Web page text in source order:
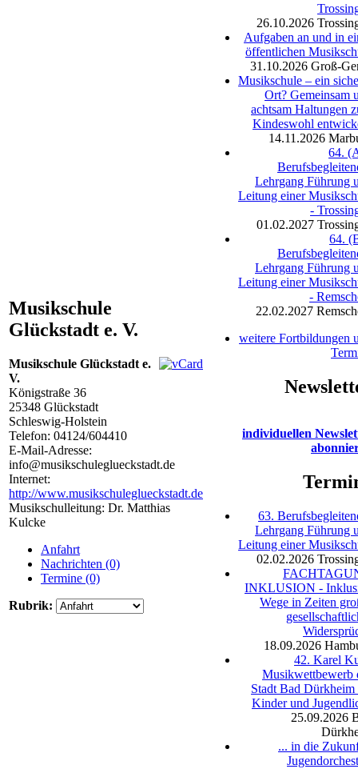
Musikschule
Glückstadt e. V.
Musikschule Glückstadt e.
V.
Königstraße 36
25348 Glückstadt
Schleswig-Holstein
Telefon: 04124/604410
E-Mail-Adresse:
info@musikschuleglueckstadt.de
Internet:
http://www.musikschuleglueckstadt.de
Musikschulleitung: Dr. Matthias
Kulcke
Anfahrt
Nachrichten (0)
Termine (0)
Rubrik:
26.10.2026
Aufgaben an und in
öffentlichen
31.10.2026 Groß-
Musikschule – ein
Ort? Gemeinsam
achtsam Haltungen
Kindeswohl
14.11.2026
64.
Lehrgang Führung
Leitung einer
-
01.02.2027
64.
Lehrgang Führung
Leitung einer
-
22.02.2027
weitere Fortbildungen
individuellen
63.
Lehrgang Führung
Leitung einer
02.02.2026
INKLUSION -
Wege in Zeiten
18.09.2026
42. Karel
Musikwettbewerb
Stadt Bad Dürkheim
Kinder und
25.09.2026
... in die